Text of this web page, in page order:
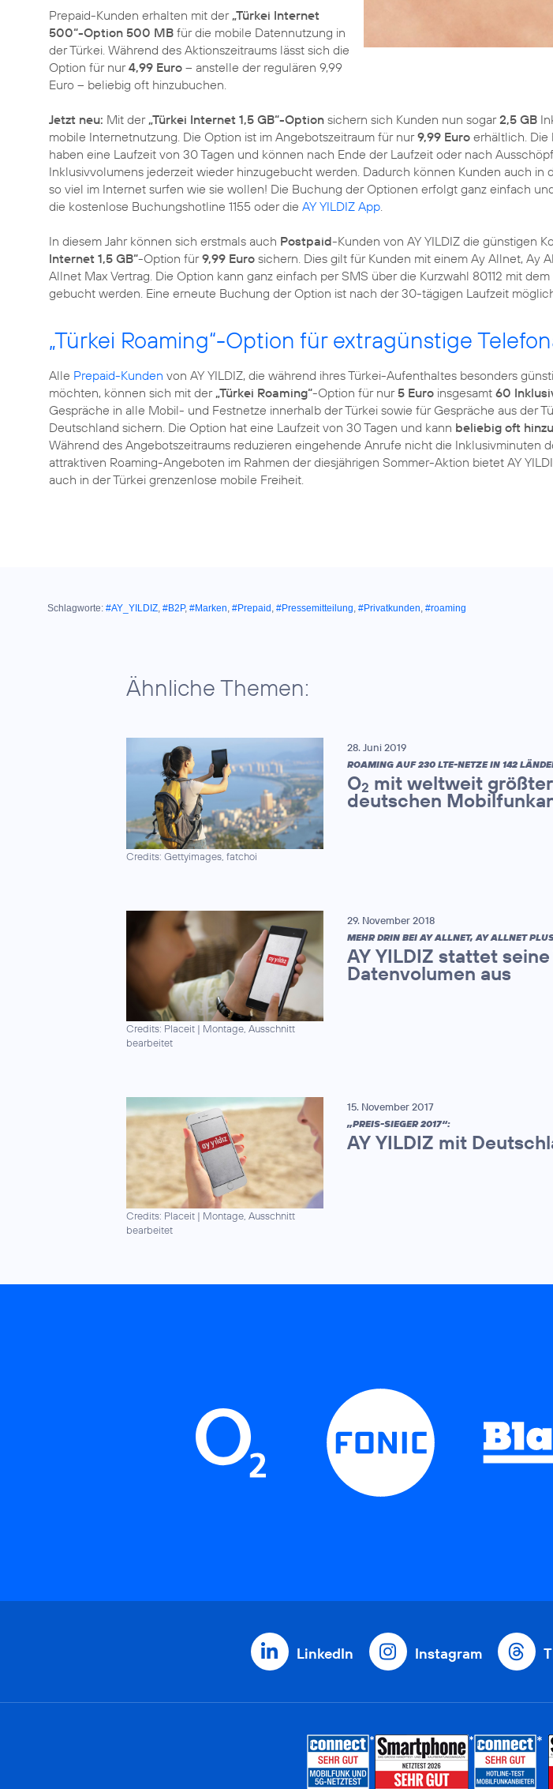
Prepaid-Kunden erhalten mit der„Türkei Internet
500“-Option 500 MB für die mobile Datennutzung in
der Türkei. Während des Aktionszeitraums lässt sich die
Option für nur4,99 Euro – anstelle der regulären 9,99
Euro – beliebig oft hinzubuchen.
Jetzt neu: Mit der„Türkei Internet 1,5 GB“-Option sichern sich Kunden nun sogar2,5 GB
mobile Internetnutzung. Die Option ist im Angebotszeitraum für nur9,99 Euro erhältlich. Die
haben eine Laufzeit von 30 Tagen und können nach Ende der Laufzeit oder nach
Inklusivvolumens jederzeit wieder hinzugebucht werden. Dadurch können Kunden auch in
so viel im Internet surfen wie sie wollen! Die Buchung der Optionen erfolgt ganz einfach
die kostenlose Buchungshotline 1155 oder die AY YILDIZ App.
In diesem Jahr können sich erstmals auch Postpaid-Kunden von AY YILDIZ die günstigen
Internet 1,5 GB“-Option für9,99 Euro sichern. Dies gilt für Kunden mit einem Ay Allnet, Ay
Allnet Max Vertrag. Die Option kann ganz einfach per SMS über die Kurzwahl 80112 mit dem
gebucht werden. Eine erneute Buchung der Option ist nach der 30-tägigen Laufzeit
„Türkei Roaming“-Option für extragünstige
Alle Prepaid-Kunden von AY YILDIZ, die während ihres Türkei-Aufenthaltes besonders
möchten, können sich mit der„Türkei Roaming“-Option für nur5 Euro insgesamt 60
Gespräche in alle Mobil- und Festnetze innerhalb der Türkei sowie für Gespräche aus der
Deutschland sichern. Die Option hat eine Laufzeit von 30 Tagen und kann beliebig oft
Während des Angebotszeitraums reduzieren eingehende Anrufe nicht die Inklusivminuten
attraktiven Roaming-Angeboten im Rahmen der diesjährigen Sommer-Aktion bietet AY
auch in der Türkei grenzenlose mobile Freiheit.
Schlagworte: #AY_YILDIZ, #B2P, #Marken, #Prepaid , #Pressemitteilung, #Privatkunden, #roaming
Ähnliche Themen:
Credits: Gettyimages, fatchoi
28. Juni 2019
ROAMING AUF 230 LTE-NETZE IN 142
O2 mit weltweit
deutschen
Credits: Placeit | Montage, Ausschnitt
bearbeitet
29. November 2018
MEHR DRIN BEI AY ALLNET, AY ALLNET
AY YILDIZ stattet
Datenvolumen aus
Credits: Placeit | Montage, Ausschnitt
bearbeitet
15. November 2017
„PREIS-SIEGER 2017“:
AY YILDIZ mit
LinkedIn Instagram